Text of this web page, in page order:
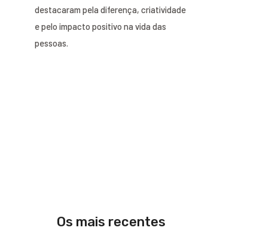
destacaram pela diferença, criatividade
e pelo impacto positivo na vida das
pessoas.
Os mais recentes